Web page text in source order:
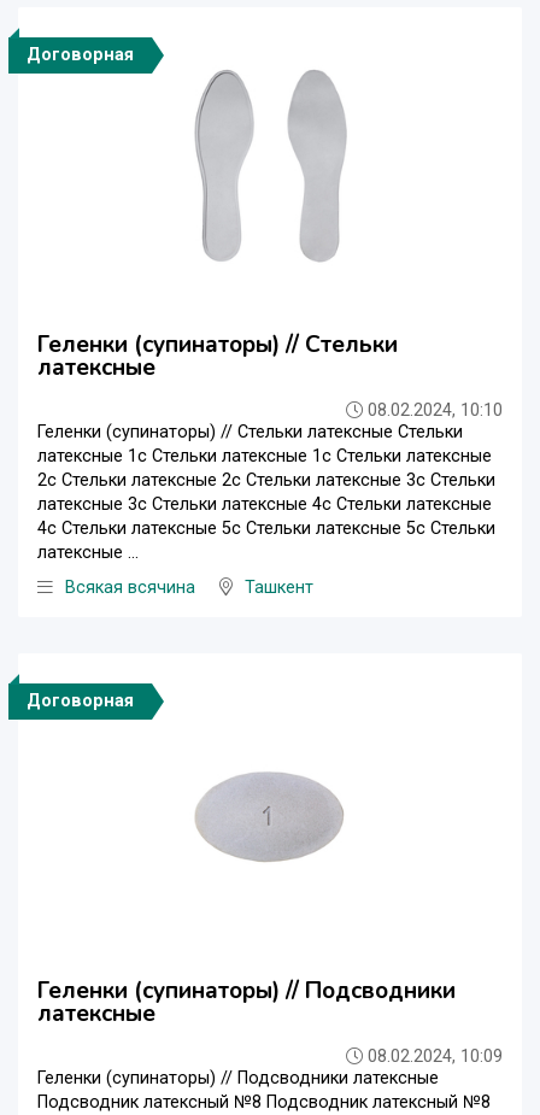
Договорная
Геленки (супинаторы) // Стельки
латексные
08.02.2024, 10:10
Геленки (супинаторы) // Стельки латексные Стельки
латексные 1с Стельки латексные 1с Стельки латексные
2с Стельки латексные 2с Стельки латексные 3с Стельки
латексные 3с Стельки латексные 4с Стельки латексные
4с Стельки латексные 5c Стельки латексные 5c Стельки
латексные ...
Всякая всячина
Ташкент
Договорная
Геленки (супинаторы) // Подсводники
латексные
08.02.2024, 10:09
Геленки (супинаторы) // Подсводники латексные
Подсводник латексный №8 Подсводник латексный №8